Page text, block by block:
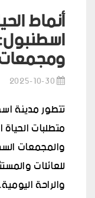
أنماط
2025-10-30
تتطور مدينة
متطلبات
والمجمعات
للعائلات
والراحة اليومية.